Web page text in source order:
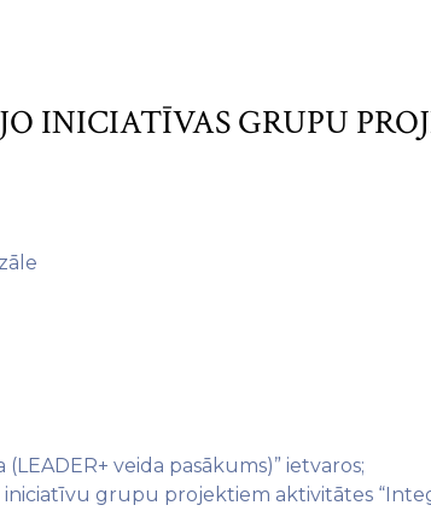
INICIATĪVAS GRUPU
veida pasākums)” ietvaros;
grupu projektiem aktivitātes